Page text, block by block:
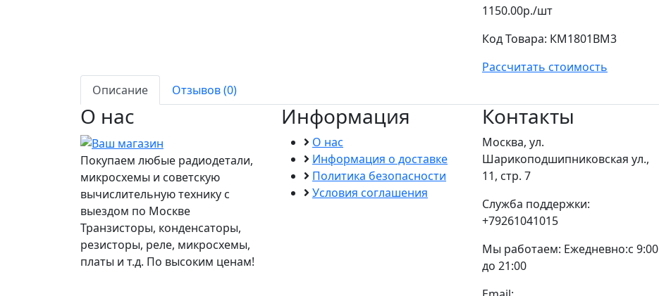
1150.00р./шт
Код Товара: КМ1801ВМ3
Рассчитать стоимость
Описание
Отзывов (0)
О нас
Покупаем любые радиодетали,
микросхемы и советскую
вычислительную технику с
выездом по Москве
Транзисторы, конденсаторы,
резисторы, реле, микросхемы,
платы и т.д. По высоким ценам!
Информация
О нас
Информация о доставке
Политика безопасности
Условия соглашения
Контакты
Москва, ул.
Шарикоподшипниковская ул.,
11, стр. 7
Служба поддержки:
+79261041015
Мы работаем: Ежедневно:с 9:00
до 21:00